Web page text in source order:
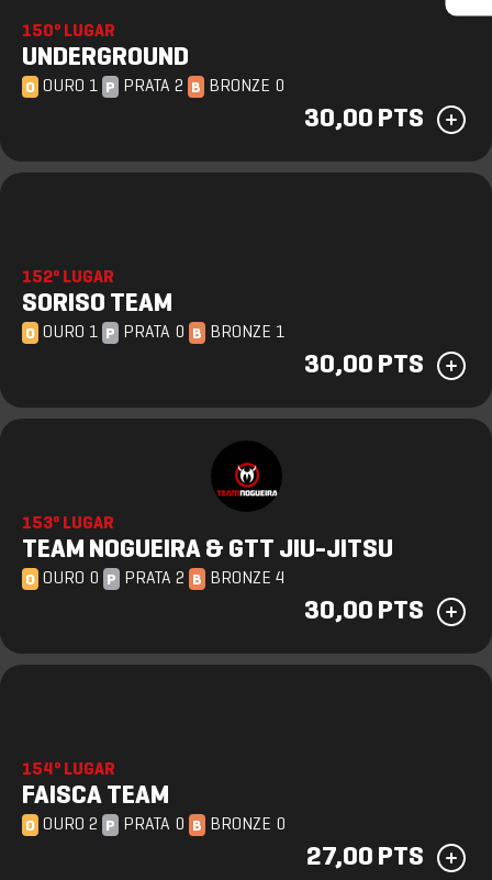
150º LUGAR
UNDERGROUND
O OURO 1 P PRATA 2 B BRONZE 0
30,00 PTS
152º LUGAR
SORISO TEAM
O OURO 1 P PRATA 0 B BRONZE 1
30,00 PTS
153º LUGAR
TEAM NOGUEIRA & GTT JIU-JITSU
O OURO 0 P PRATA 2 B BRONZE 4
30,00 PTS
154º LUGAR
FAISCA TEAM
O OURO 2 P PRATA 0 B BRONZE 0
27,00 PTS